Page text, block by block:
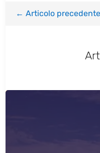
←Articolo precedente